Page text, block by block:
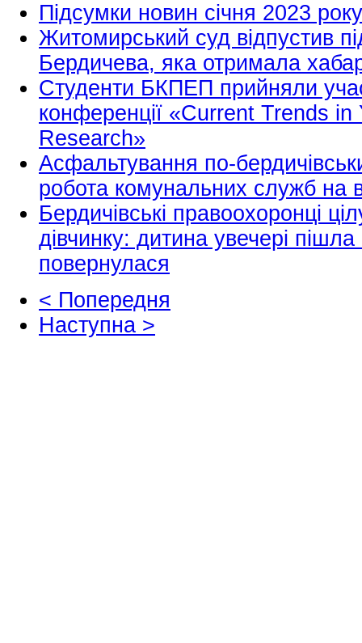
Підсумки новин січня 2023
Житомирський суд відпустив
Бердичева, яка отримала
Студенти БКПЕП прийняли
конференції «Current Trends in
Research»
Асфальтування по-
робота комунальних служб на
Бердичівські правоохоронці
дівчинку: дитина увечері
повернулася
< Попередня
Наступна >